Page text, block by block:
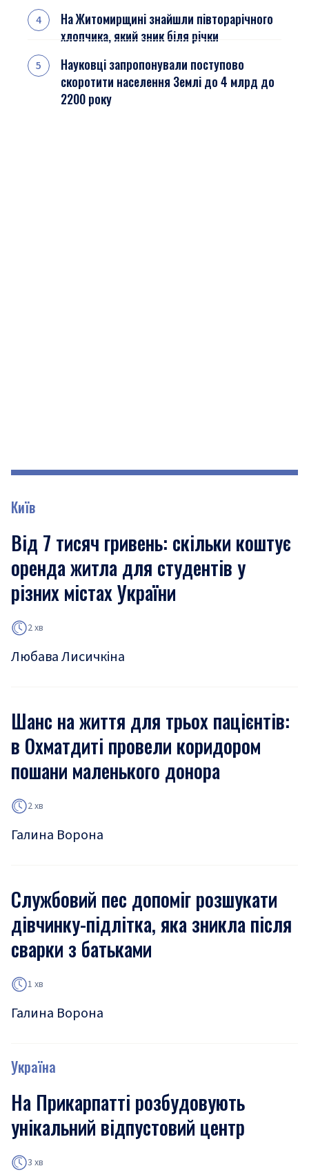
На Житомирщині знайшли півторарічного
хлопчика, який зник біля річки
Науковці запропонували поступово
скоротити населення Землі до 4 млрд до
2200 року
Київ
Від 7 тисяч гривень: скільки коштує
оренда житла для студентів у
різних містах України
2 хв
Любава Лисичкіна
Шанс на життя для трьох пацієнтів:
в Охматдиті провели коридором
пошани маленького донора
2 хв
Галина Ворона
Службовий пес допоміг розшукати
дівчинку-підлітка, яка зникла після
сварки з батьками
1 хв
Галина Ворона
Україна
На Прикарпатті розбудовують
унікальний відпустовий центр
3 хв